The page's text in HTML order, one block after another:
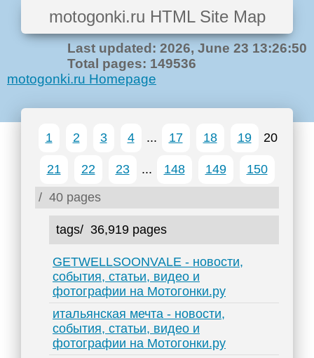
motogonki.ru HTML Site Map
Last updated: 2026, June 23 13:26:50
Total pages: 149536
motogonki.ru Homepage
1 2 3 4 ... 17 18 19 20
21 22 23 ... 148 149
150
/ 40 pages
tags/ 36,919 pages
GETWELLSOONVALE - новости,
события, статьи, видео и
фотографии на Мотогонки.ру
итальянская мечта - новости,
события, статьи, видео и
фотографии на Мотогонки.ру